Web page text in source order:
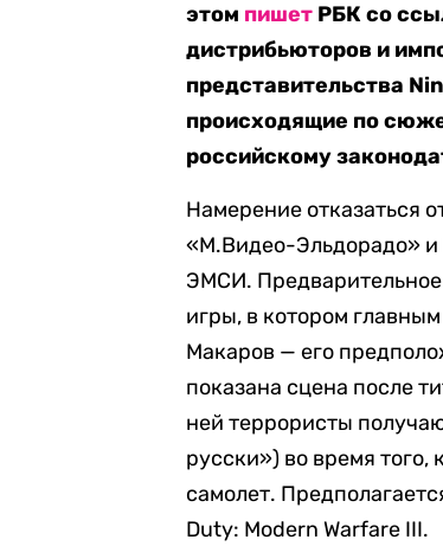
этом пишет РБК со
дистрибьюторов и
представительства
происходящие по
российскому
Намерение отказаться
«М.Видео-Эльдорадо» и
ЭМСИ.
игры, в котором
Макаров — его
показана сцена после
ней террористы
русски») во время
самолет.
Duty: Modern Warfare III.